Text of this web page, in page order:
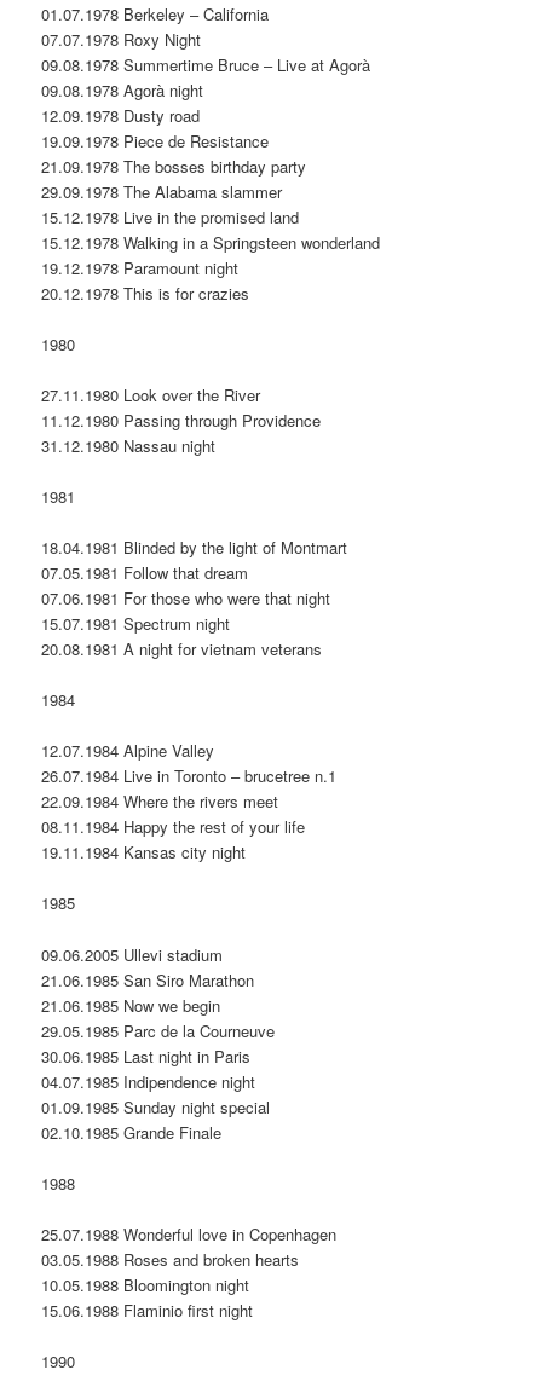
01.07.1978 Berkeley – California
07.07.1978 Roxy Night
09.08.1978 Summertime Bruce – Live at Agorà
09.08.1978 Agorà night
12.09.1978 Dusty road
19.09.1978 Piece de Resistance
21.09.1978 The bosses birthday party
29.09.1978 The Alabama slammer
15.12.1978 Live in the promised land
15.12.1978 Walking in a Springsteen wonderland
19.12.1978 Paramount night
20.12.1978 This is for crazies
1980
27.11.1980 Look over the River
11.12.1980 Passing through Providence
31.12.1980 Nassau night
1981
18.04.1981 Blinded by the light of Montmart
07.05.1981 Follow that dream
07.06.1981 For those who were that night
15.07.1981 Spectrum night
20.08.1981 A night for vietnam veterans
1984
12.07.1984 Alpine Valley
26.07.1984 Live in Toronto – brucetree n.1
22.09.1984 Where the rivers meet
08.11.1984 Happy the rest of your life
19.11.1984 Kansas city night
1985
09.06.2005 Ullevi stadium
21.06.1985 San Siro Marathon
21.06.1985 Now we begin
29.05.1985 Parc de la Courneuve
30.06.1985 Last night in Paris
04.07.1985 Indipendence night
01.09.1985 Sunday night special
02.10.1985 Grande Finale
1988
25.07.1988 Wonderful love in Copenhagen
03.05.1988 Roses and broken hearts
10.05.1988 Bloomington night
15.06.1988 Flaminio first night
1990